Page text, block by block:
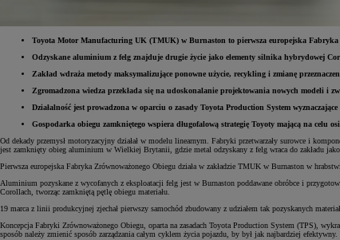
Yaris Cross
Toyota Motor Manufacturing UK (TMUK) w Burnaston to pierwsza europejska Fabryka
Odzyskane aluminium z felg znajduje drugie życie jako elementy silnika hybrydowej
Zakład wdraża metody maksymalizujące ponowne użycie, recykling i zmianę
Zgromadzona wiedza przekłada się na udoskonalanie projektowania nowych modeli i
Działalność jest prowadzona w oparciu o zasady Toyota Production System
Gospodarka obiegu zamkniętego wspiera długofalową strategię Toyoty mającą na celu
Od dekady przemysł motoryzacyjny działał w modelu linearnym. Fabryki przetwarzały surowce i
jest zamknięty obieg aluminium w Wielkiej Brytanii, gdzie metal odzyskany z felg wraca do zakładu
Pierwsza europejska Fabryka Zrównoważonego Obiegu działa w zakładzie TMUK w Burnaston w
Aluminium pozyskane z wycofanych z eksploatacji felg jest w Burnaston poddawane obróbce i
Corollach, tworząc zamkniętą pętlę obiegu materiału.
19 marca z linii produkcyjnej zjechał pierwszy samochód zbudowany z udziałem tak pozyskanych
Koncepcja Fabryki Zrównoważonego Obiegu, oparta na zasadach Toyota Production System (TPS),
sposób należy zmienić sposób zarządzania całym cyklem życia pojazdu, by był jak najbardziej efektywny.